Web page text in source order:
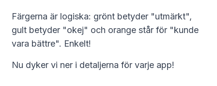
Färgerna är logiska: grönt betyder "utmärkt",
gult betyder "okej" och orange står för "kunde
vara bättre". Enkelt!
Nu dyker vi ner i detaljerna för varje app!